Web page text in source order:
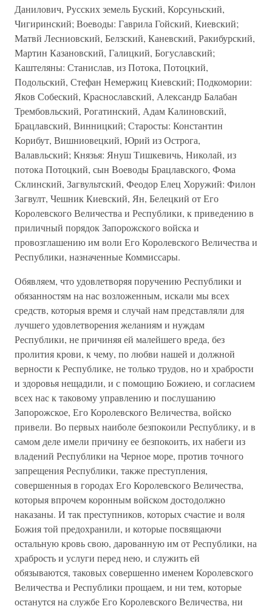
Данилович, Русских земель Буский, Корсуньский,
Чигиринский; Воеводы: Гаврила Гойский, Киевский;
Матвй Лесниовский, Белзский, Каневский, Ракибурский,
Мартин Казановский, Галицкий, Богуславский;
Каштеляны: Станислав, из Потока, Потоцкий,
Подольский, Стефан Немержиц Киевский; Подкомории:
Яков Собеский, Краснославский, Александр Балабан
Трембовльский, Рогатинский, Адам Калиновский,
Брацлавский, Винницкий; Старосты: Константин
Корибут, Вишниовецкий, Юрий из Острога,
Валавльский; Князья: Януш Тишкевичь, Николай, из
потока Потоцкий, сын Воеводы Брацлавского, Фома
Склинский, Загвультский, Феодор Елец Хоружий: Филон
Загвулт, Чешник Киевский, Ян, Белецкий от Его
Королевского Величества и Республики, к приведению в
приличный порядок Запорожского войска и
провозглашению им воли Его Королевского Величества и
Республики, назначенные Коммиссары.
Обявляем, что удовлетворяя поручению Республики и
обязанностям на нас возложенным, искали мы всех
средств, которыя время и случай нам представляли для
лучшего удовлетворения желаниям и нуждам
Республики, не причиняя ей малейшего вреда, без
пролития крови, к чему, по любви нашей и должной
верности к Республике, не только трудов, но и храбрости
и здоровья нещадили, и с помощию Божиею, и согласием
всех нас к таковому управлению и послушанию
Запорожское, Его Королевского Величества, войско
привели. Во первых наиболе безпокоили Республику, и в
самом деле имели причину ее безпокоить, их набеги из
владений Республики на Черное море, против точного
запрещения Республики, также преступления,
совершенныя в городах Его Королевского Величества,
которыя впрочем коронным войском достодолжно
наказаны. И так преступников, которых счастие и воля
Божия той предохранили, и которые посвящаючи
остальную кровь свою, дарованную им от Республики, на
храбрость и услуги перед нею, и служить ей
обязываются, таковых совершенно именем Королевского
Величества и Республики прощаем, и ни тем, которые
останутся на службе Его Королевского Величества, ни